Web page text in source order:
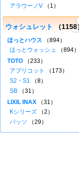
アラウーノV （1）
ウォシュレット （1158
ほっとハウス （894）
ほっとウォッシュ （894）
TOTO （233）
アプリコット
（173）
S2・S1 （8）
SB （31）
LIXIL INAX （31）
Kシリーズ （2）
パッソ （29）